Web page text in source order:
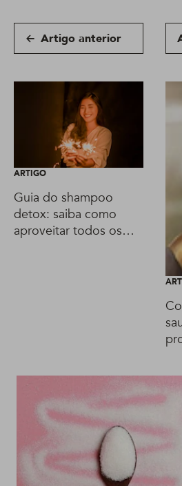
Artigo anterior
ARTIGO
Guia do shampoo
detox: saiba como
aproveitar todos os